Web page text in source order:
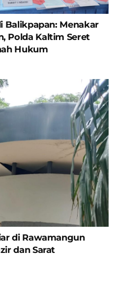
Balikpapan: Menakar
Polda Kaltim Seret
Hukum
di Rawamangun
dan Sarat